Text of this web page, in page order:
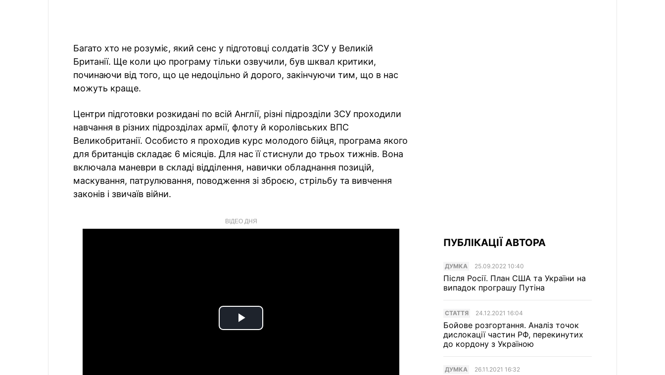
Багато хто не розуміє, який сенс у підготовці солдатів ЗСУ у Великій
Британії. Ще коли цю програму тільки озвучили, був шквал критики,
починаючи від того, що це недоцільно й дорого, закінчуючи тим, що в нас
можуть краще.
Центри підготовки розкидані по всій Англії, різні підрозділи ЗСУ проходили
навчання в різних підрозділах армії, флоту й королівських ВПС
Великобританії. Особисто я проходив курс молодого бійця, програма якого
для британців складає 6 місяців. Для нас її стиснули до трьох тижнів. Вона
включала маневри в складі відділення, навички обладнання позицій,
маскування, патрулювання, поводження зі зброєю, стрільбу та вивчення
законів і звичаїв війни.
ВІДЕО ДНЯ
Play
ПУБЛІКАЦІЇ АВТОРА
ДУМКА 25.09.2022 10:40
Після Росії. План США та України на
випадок програшу Путіна
СТАТТЯ 24.12.2021 16:04
Бойове розгортання. Аналіз точок
дислокації частин РФ, перекинутих
до кордону з Україною
ДУМКА 26.11.2021 16:32